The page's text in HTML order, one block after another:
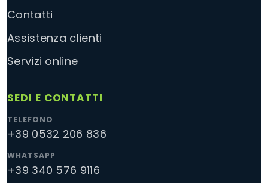
Contatti
Assistenza clienti
Servizi online
SEDI E CONTATTI
TELEFONO
+39 0532 206 836
WHATSAPP
+39 340 576 9116